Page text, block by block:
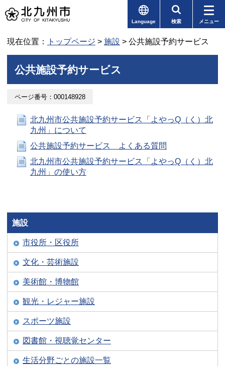
Language 検索 メニュー
現在位置： トップページ > 施設 > 公共施設予約サービス
公共施設予約サービス
ページ番号：000148928
北九州市公共施設予約サービス「よやっQ（く）北
九州」について
公共施設予約サービス よくある質問
北九州市公共施設予約サービス「よやっQ（く）北
九州」の使い方
施設
市役所・区役所
文化・芸術施設
美術館・博物館
観光・レジャー施設
スポーツ施設
図書館・視聴覚センター
生活分野ごとの施設一覧